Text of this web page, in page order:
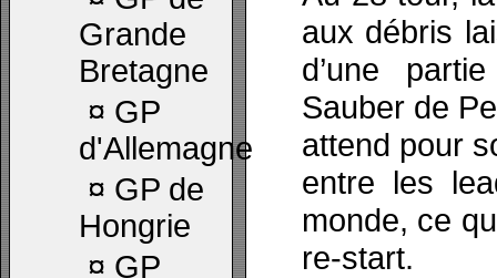
Grande
Bretagne
¤ GP
d'Allemagne
¤ GP de
Hongrie
¤ GP
aux débris
d’une
Sauber de
attend pour
entre les
monde, ce
re-start.